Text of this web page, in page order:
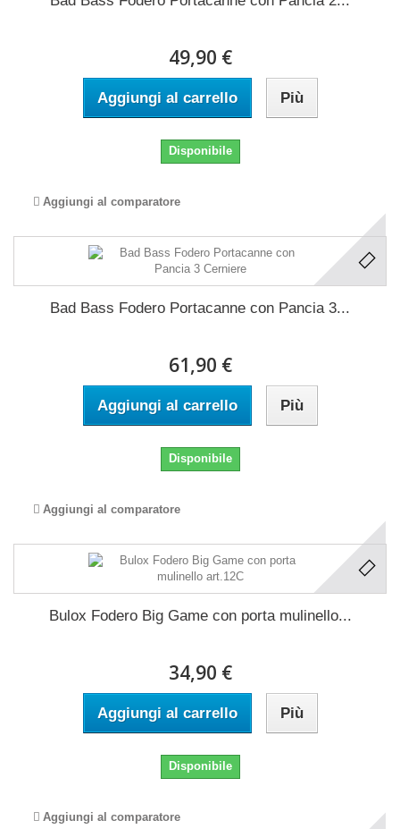
49,90 €
Aggiungi al carrello Più
Disponibile
Aggiungi al comparatore
Bad Bass Fodero Portacanne con Pancia 3...
61,90 €
Aggiungi al carrello Più
Disponibile
Aggiungi al comparatore
Bulox Fodero Big Game con porta mulinello...
34,90 €
Aggiungi al carrello Più
Disponibile
Aggiungi al comparatore